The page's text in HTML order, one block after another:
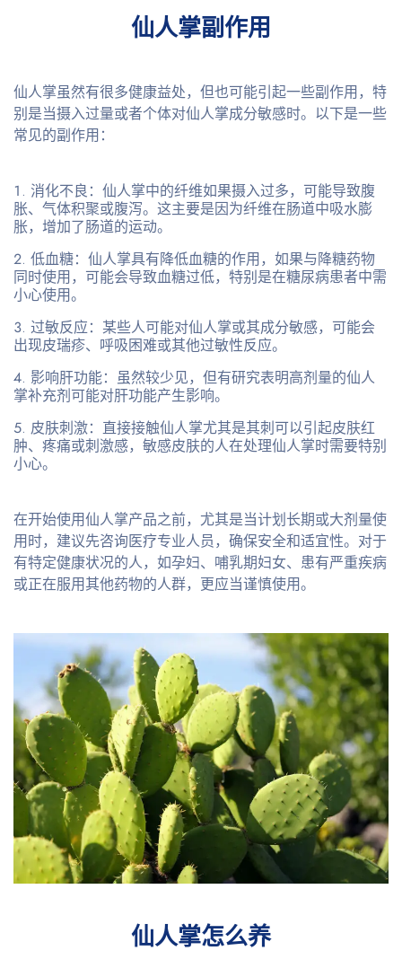
仙人掌副作用
仙人掌虽然有很多健康益处，但也可能引起一些副作用，特
别是当摄入过量或者个体对仙人掌成分敏感时。以下是一些
常见的副作用：
消化不良：仙人掌中的纤维如果摄入过多，可能导致腹
胀、气体积聚或腹泻。这主要是因为纤维在肠道中吸水膨
胀，增加了肠道的运动。
低血糖：仙人掌具有降低血糖的作用，如果与降糖药物
同时使用，可能会导致血糖过低，特别是在糖尿病患者中需
小心使用。
过敏反应：某些人可能对仙人掌或其成分敏感，可能会
出现皮瑞疹、呼吸困难或其他过敏性反应。
影响肝功能：虽然较少见，但有研究表明高剂量的仙人
掌补充剂可能对肝功能产生影响。
皮肤刺激：直接接触仙人掌尤其是其刺可以引起皮肤红
肿、疼痛或刺激感，敏感皮肤的人在处理仙人掌时需要特别
小心。
在开始使用仙人掌产品之前，尤其是当计划长期或大剂量使
用时，建议先咨询医疗专业人员，确保安全和适宜性。对于
有特定健康状况的人，如孕妇、哺乳期妇女、患有严重疾病
或正在服用其他药物的人群，更应当谨慎使用。
仙人掌怎么养